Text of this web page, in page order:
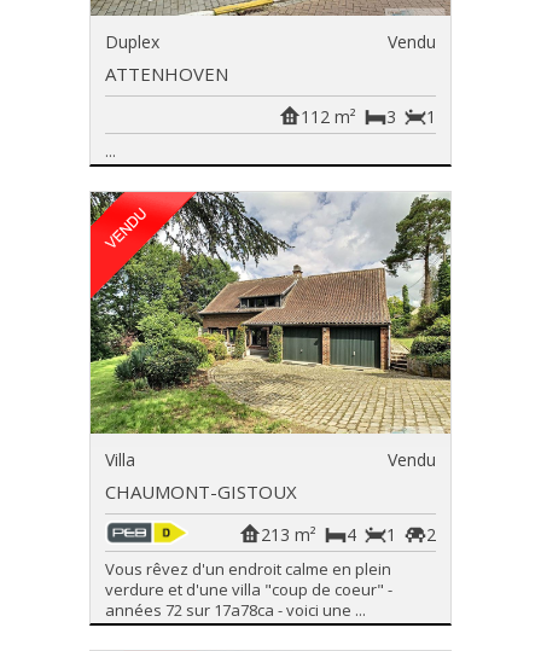
Duplex Vendu
ATTENHOVEN
1
3
112 m²
...
Villa Vendu
CHAUMONT-GISTOUX
2
1
4
213 m²
Vous rêvez d'un endroit calme en plein
verdure et d'une villa "coup de coeur" -
années 72 sur 17a78ca - voici une ...